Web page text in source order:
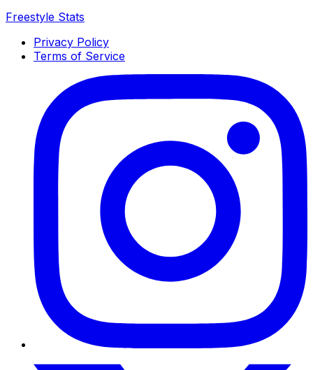
Freestyle Stats
Privacy Policy
Terms of Service